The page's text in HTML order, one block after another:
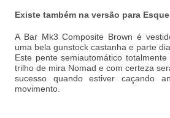
Existe também na versão para
A Bar Mk3 Composite Brown é
uma bela gunstock castanha e parte
Este pente semiautomático
trilho de mira Nomad e com certeza
sucesso quando estiver caçando
movimento.